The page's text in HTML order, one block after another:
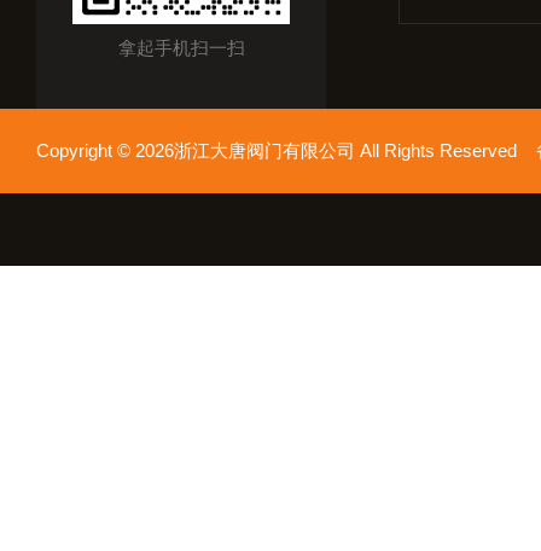
拿起手机扫一扫
Copyright © 2026浙江大唐阀门有限公司 All Rights Reserved